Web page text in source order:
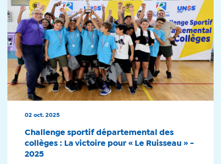
02 oct. 2025
Challenge sportif départemental des
collèges : La victoire pour « Le Ruisseau » -
2025